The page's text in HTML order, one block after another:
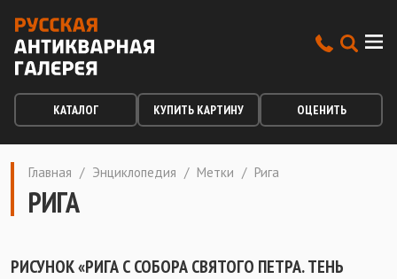
КАТАЛОГ КУПИТЬ КАРТИНУ ОЦЕНИТЬ
Главная / Энциклопедия / Метки / Рига
РИГА
РИСУНОК «РИГА С СОБОРА СВЯТОГО ПЕТРА. ТЕНЬ